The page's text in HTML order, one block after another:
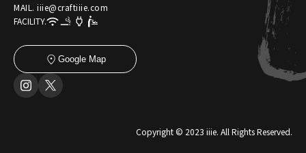
MAIL. iiie@craftiiie.com
FACILITY.
Google Map
Copyright © 2023 iiie. All Rights Reserved.